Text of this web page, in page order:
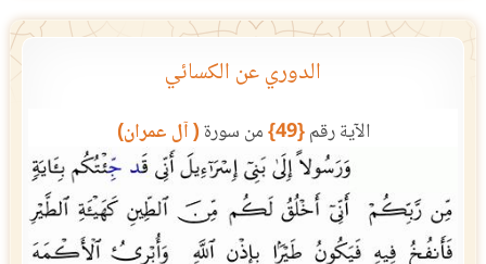
الدوري عن الكسائي
الآية رقم{49} من سورة( آل عمران)